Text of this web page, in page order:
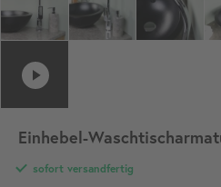
Einhebel-
sofort versandfertig